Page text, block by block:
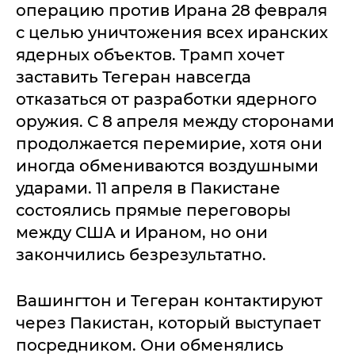
операцию против Ирана 28 февраля
с целью уничтожения всех иранских
ядерных объектов. Трамп хочет
заставить Тегеран навсегда
отказаться от разработки ядерного
оружия. С 8 апреля между сторонами
продолжается перемирие, хотя они
иногда обмениваются воздушными
ударами. 11 апреля в Пакистане
состоялись прямые переговоры
между США и Ираном, но они
закончились безрезультатно.
Вашингтон и Тегеран контактируют
через Пакистан, который выступает
посредником. Они обменялись